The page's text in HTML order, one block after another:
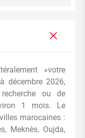
«votre
décembre 2026,
ou de
1 mois. Le
marocaines :
Meknès, Oujda,